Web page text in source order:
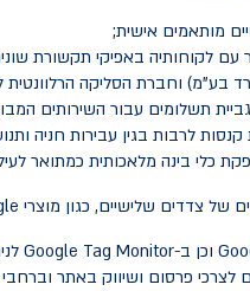
וחברת הסליקה הרלוונטית
תשלומים עבור השירותים
לרבות בגין עבירות חניה
כלי בינה מלאכותית כמתואר
Monitor